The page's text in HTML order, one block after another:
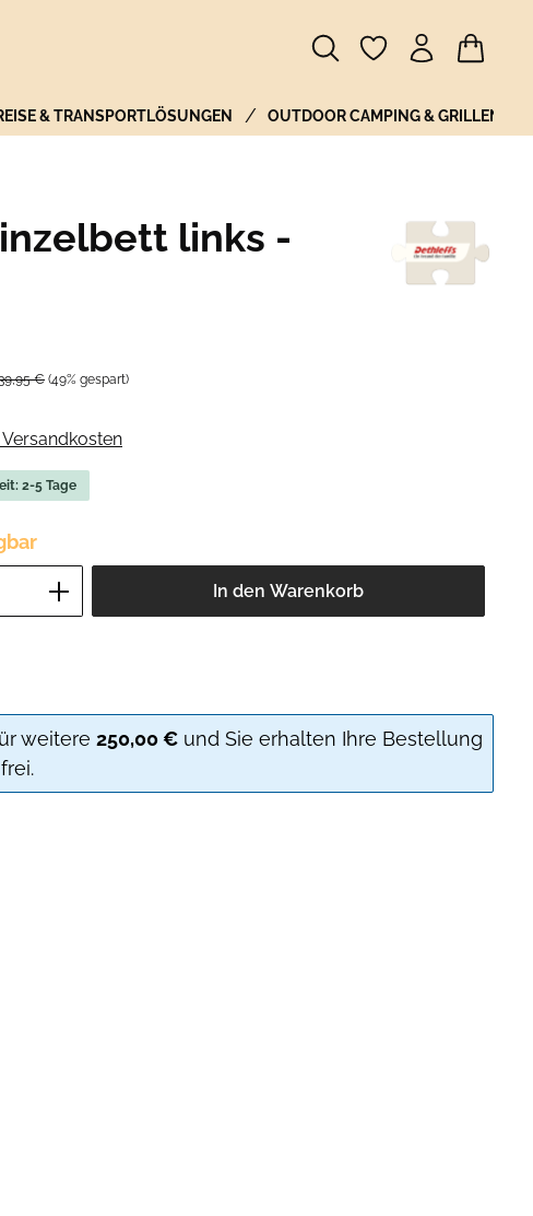
& TRANSPORTLÖSUNGEN OUTDOOR CAMPING & GRILLEN
links -
Preis:
€ (49% gespart)
Versandkosten
2-5 Tage
Gib den gewünschten Wert ein oder
In den Warenkorb
weitere 250,00 € und Sie erhalten Ihre Bestellung